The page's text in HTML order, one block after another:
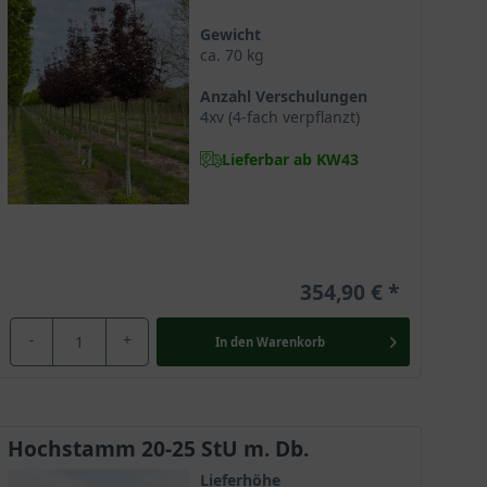
bilden sich aus und liefern Wasser und Nährstoffe.
besonders eindrucksvoll zur Geltung. Ein
Celsius und versprüht somit selbst ab tristen
Geltung.
Gartenelement wird.
Gewicht
ca. 70 kg
Anzahl Verschulungen
4xv (4-fach verpflanzt)
Lieferbar ab KW43
354,90 €
- + In den Warenkorb
Hochstamm 20-25 StU m. Db.
Lieferhöhe